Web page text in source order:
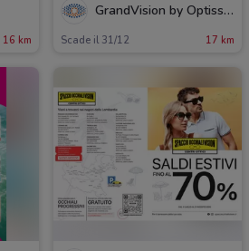
16 km
GrandVision by Optissimo
Scade il 31/12 17 km